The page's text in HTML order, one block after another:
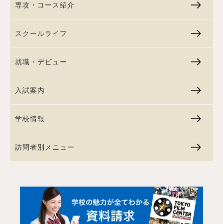
専攻・コース紹介
スクールライフ
就職・デビュー
入試案内
学校情報
訪問者別メニュー